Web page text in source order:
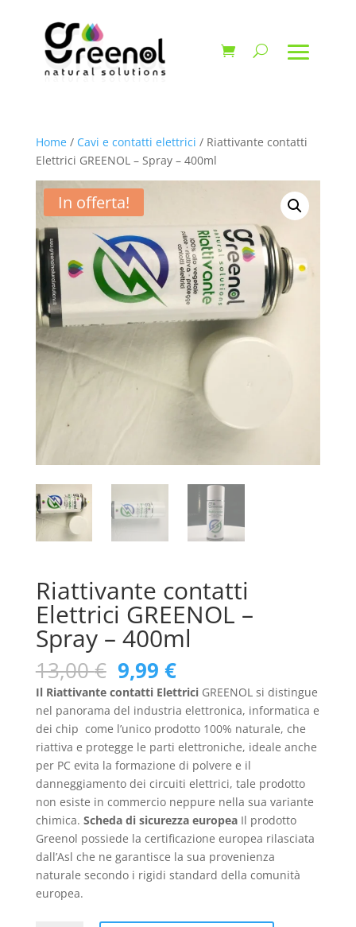
Home/ Cavi e contatti elettrici / Riattivante contatti
Elettrici GREENOL – Spray – 400ml
In offerta!
Riattivante contatti
Elettrici GREENOL –
Spray – 400ml
13,00€ Il
prezzo
originale
era:
13,00 €.
9,99 €Il
prezzo
attuale
è:
9,99 €.
Il Riattivante contatti ElettriciGREENOL si distingue
nel panorama del industria elettronica, informatica e
dei chip come l’unico prodotto 100% naturale, che
riattiva e protegge le parti elettroniche, ideale anche
per PC evita la formazione di polvere e il
danneggiamento dei circuiti elettrici, tale prodotto
non esiste in commercio neppure nella sua variante
chimica. Scheda di sicurezza europeaIl prodotto
Greenol possiede la certificazione europea rilasciata
dall’Asl che ne garantisce la sua provenienza
naturale secondo i rigidi standard della comunità
europea.